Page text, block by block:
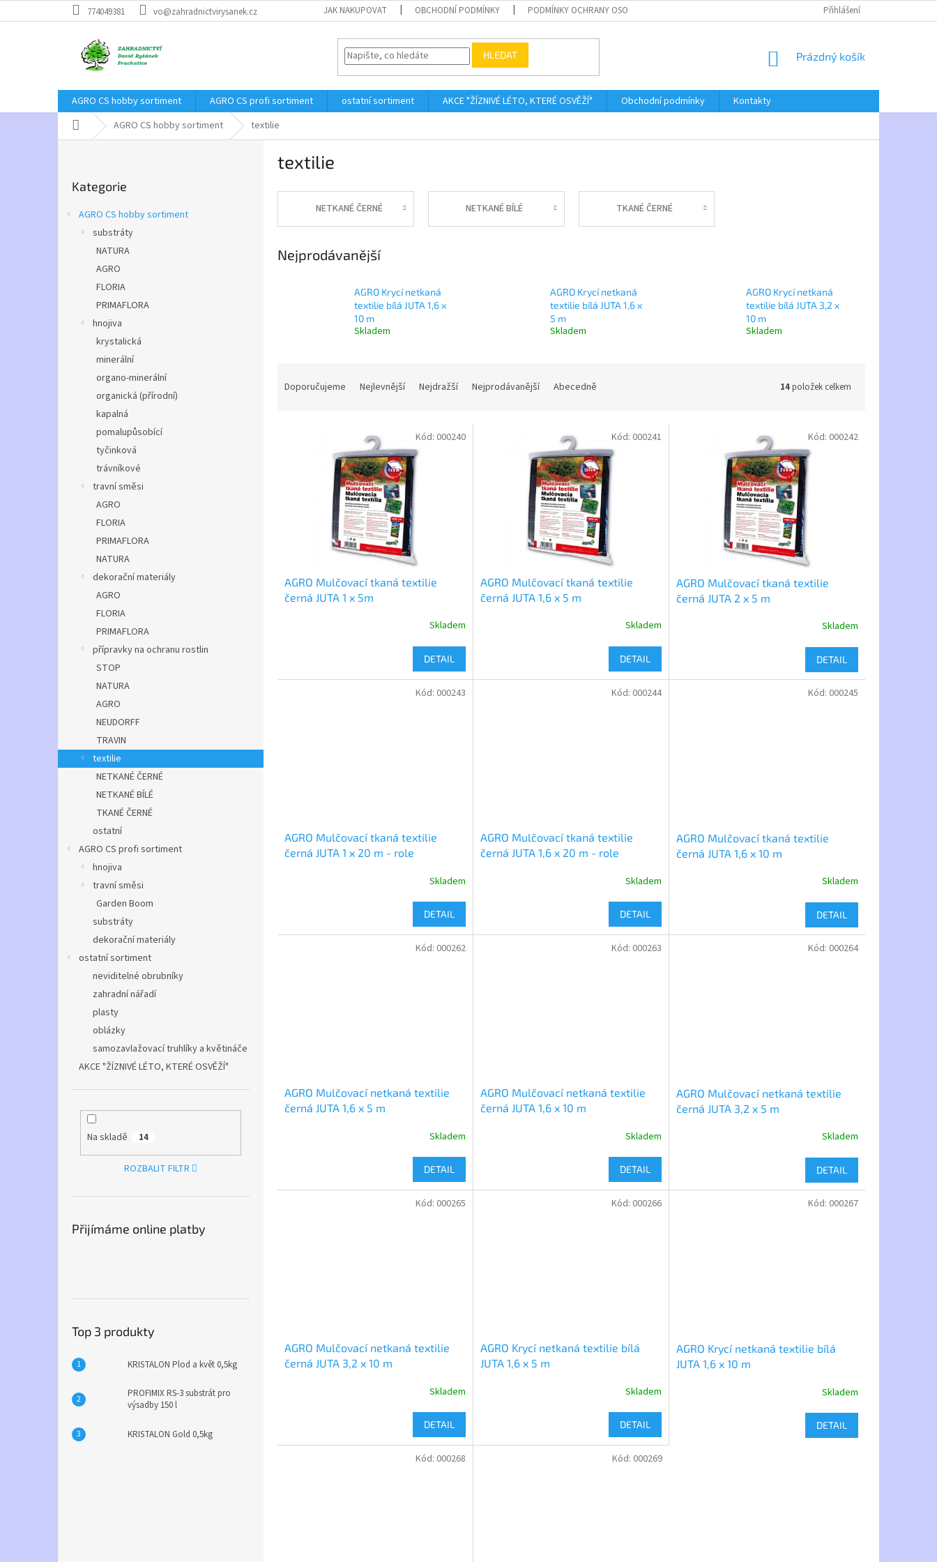
na
774049381 vo@zahradnictvirysanek.cz JAK NAKUPOVAT OBCHODNÍ PODMÍNKY PODMÍNKY OCHRANY OSOBNÍCH ÚDAJŮ Přihlášení
HLEDAT
NÁKUPNÍ
Prázdný košík
AGRO CS hobby sortiment AGRO CS profi sortiment ostatní sortiment AKCE "ŽÍZNIVÉ LÉTO, KTERÉ OSVĚŽÍ" Obchodní podmínky
Kontakty
Domů AGRO CS hobby sortiment textilie
kategorie
Kategorie
AGRO CS hobby sortiment
substráty
NATURA
AGRO
FLORIA
PRIMAFLORA
hnojiva
krystalická
minerální
organo-minerální
organická (přírodní)
kapalná
pomalupůsobící
tyčinková
trávníkové
travní směsi
AGRO
FLORIA
PRIMAFLORA
NATURA
dekorační materiály
AGRO
FLORIA
PRIMAFLORA
přípravky na ochranu rostlin
STOP
NATURA
AGRO
NEUDORFF
TRAVIN
textilie
NETKANÉ ČERNÉ
NETKANÉ BÍLÉ
TKANÉ ČERNÉ
ostatní
AGRO CS profi sortiment
hnojiva
travní směsi
Garden Boom
substráty
dekorační materiály
ostatní sortiment
neviditelné obrubníky
zahradní nářadí
plasty
oblázky
samozavlažovací truhlíky a květináče
AKCE "ŽÍZNIVÉ LÉTO, KTERÉ OSVĚŽÍ"
Na skladě 14
ROZBALIT FILTR
Přijímáme online platby
Top 3 produkty
KRISTALON Plod a květ 0,5kg
PROFIMIX RS-3 substrát pro
výsadby 150 l
KRISTALON Gold 0,5kg
textilie
NETKANÉ ČERNÉ NETKANÉ BÍLÉ TKANÉ ČERNÉ
Nejprodávanější
AGRO Krycí netkaná
textilie bílá JUTA 1,6 x
10 m
Skladem
AGRO Krycí netkaná
textilie bílá JUTA 1,6 x
5 m
Skladem
AGRO Krycí netkaná
textilie bílá JUTA 3,2 x
10 m
Skladem
Doporučujeme Nejlevnější Nejdražší Nejprodávanější Abecedně 14položek celkem
AGRO Mulčovací tkaná textilie
černá JUTA 1 x 5m
Skladem
DETAIL
Kód: 000240
AGRO Mulčovací tkaná textilie
černá JUTA 1,6 x 5 m
Skladem
DETAIL
Kód: 000241
AGRO Mulčovací tkaná textilie
černá JUTA 2 x 5 m
Skladem
DETAIL
Kód: 000242
AGRO Mulčovací tkaná textilie
černá JUTA 1 x 20 m - role
Skladem
DETAIL
Kód: 000243
AGRO Mulčovací tkaná textilie
černá JUTA 1,6 x 20 m - role
Skladem
DETAIL
Kód: 000244
AGRO Mulčovací tkaná textilie
černá JUTA 1,6 x 10 m
Skladem
DETAIL
Kód: 000245
AGRO Mulčovací netkaná textilie
černá JUTA 1,6 x 5 m
Skladem
DETAIL
Kód: 000262
AGRO Mulčovací netkaná textilie
černá JUTA 1,6 x 10 m
Skladem
DETAIL
Kód: 000263
AGRO Mulčovací netkaná textilie
černá JUTA 3,2 x 5 m
Skladem
DETAIL
Kód: 000264
AGRO Mulčovací netkaná textilie
černá JUTA 3,2 x 10 m
Skladem
DETAIL
Kód: 000265
AGRO Krycí netkaná textilie bílá
JUTA 1,6 x 5 m
Skladem
DETAIL
Kód: 000266
AGRO Krycí netkaná textilie bílá
JUTA 1,6 x 10 m
Skladem
DETAIL
Kód: 000267
Kód: 000268 Kód: 000269